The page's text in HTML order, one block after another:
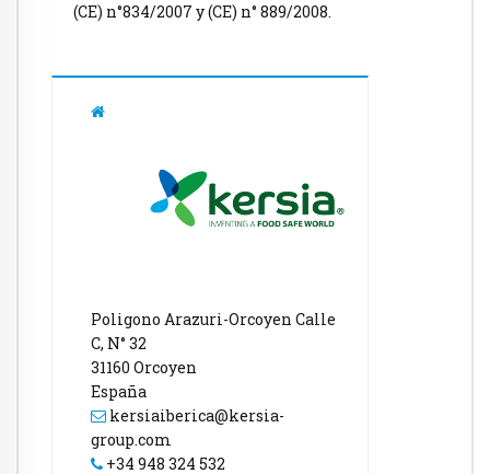
(CE) n°834/2007 y (CE) n° 889/2008.
Poligono Arazuri-Orcoyen Calle
C, N° 32
31160 Orcoyen
España
kersiaiberica@kersia-
group.com
+34 948 324 532